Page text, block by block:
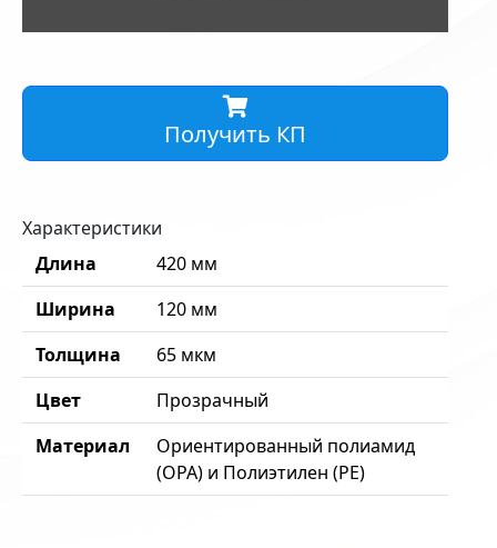
Получить КП
Характеристики
Длина
420 мм
Ширина
120 мм
Толщина
65 мкм
Цвет
Прозрачный
Материал
Ориентированный полиамид
(OPA) и Полиэтилен (PE)